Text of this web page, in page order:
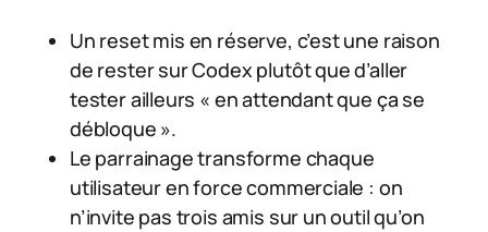
Un reset mis en réserve, c’est une raison
de rester sur Codex plutôt que d’aller
tester ailleurs « en attendant que ça se
débloque ».
Le parrainage transforme chaque
utilisateur en force commerciale : on
n’invite pas trois amis sur un outil qu’on